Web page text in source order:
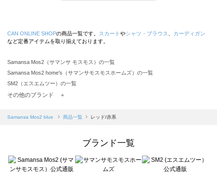
CAN ONLINE SHOPの商品一覧です。 スカート やシャツ・ブラウス
カーディガン
など定番アイテムを取り揃えております。
Samansa Mos2（サマンサ モスモス）の一覧
Samansa Mos2 home's（サマンサモスモスホームズ）の一覧
SM2（エスエムツー）の一覧
TSUHARU by Samansa Mos2（ツハルバイサマンサモスモス）の一覧
Samansa Mos2 blue（サマンサモスモス ブルー）の一覧
Te chichi（テチチ）の一覧
Te chichi CLASSIC（テチチ クラシック）の一覧
その他のブランド ＋
Samansa Mos2 blue 商品一覧 レッド/赤系
ブランド一覧